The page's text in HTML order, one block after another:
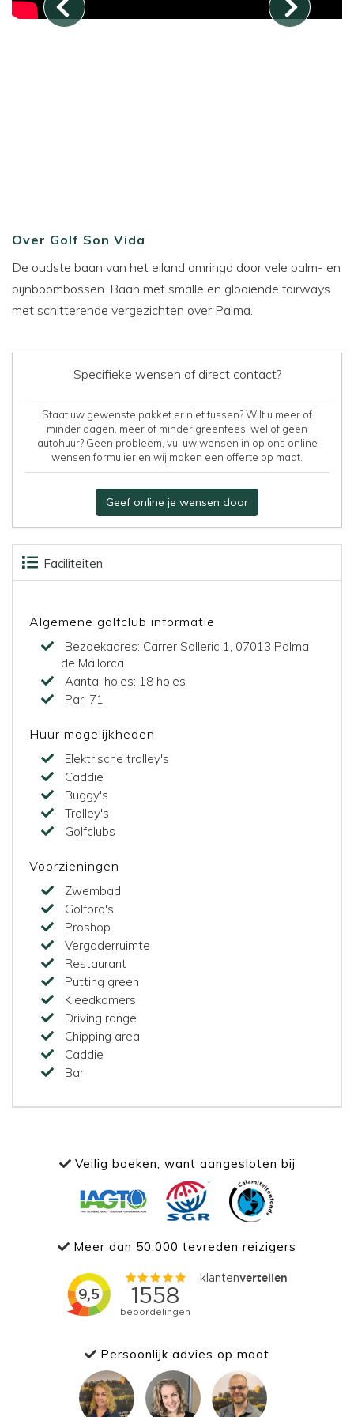
Over Golf Son Vida
De oudste baan van het eiland omringd door vele palm- en
pijnboombossen. Baan met smalle en glooiende fairways
met schitterende vergezichten over Palma.
Specifieke wensen of direct contact?
Staat uw gewenste pakket er niet tussen? Wilt u meer of
minder dagen, meer of minder greenfees, wel of geen
autohuur? Geen probleem, vul uw wensen in op ons online
wensen formulier en wij maken een offerte op maat.
Geef online je wensen door
Faciliteiten
Algemene golfclub informatie
Bezoekadres: Carrer Solleric 1, 07013 Palma
de Mallorca
Aantal holes: 18 holes
Par: 71
Huur mogelijkheden
Elektrische trolley's
Caddie
Buggy's
Trolley's
Golfclubs
Voorzieningen
Zwembad
Golfpro's
Proshop
Vergaderruimte
Restaurant
Putting green
Kleedkamers
Driving range
Chipping area
Caddie
Bar
Veilig boeken, want aangesloten bij
Meer dan 50.000 tevreden reizigers
Persoonlijk advies op maat